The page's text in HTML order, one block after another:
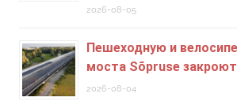
2026-08-05
Пешеходную и
моста Sõpruse
2026-08-04